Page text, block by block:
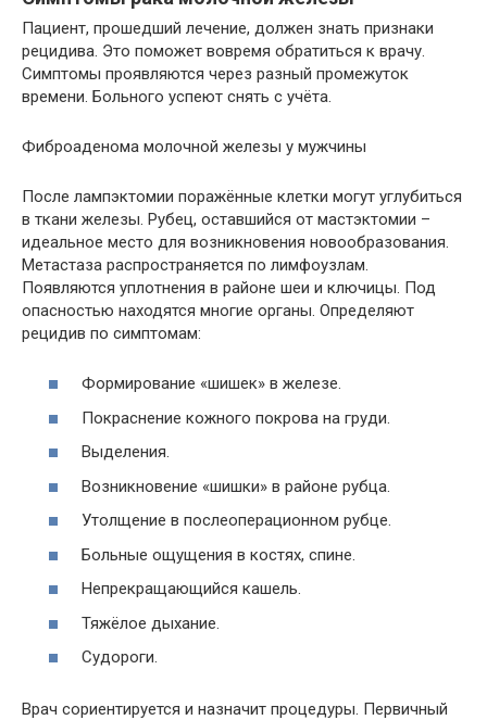
Пациент, прошедший лечение, должен знать признаки
рецидива. Это поможет вовремя обратиться к врачу.
Симптомы проявляются через разный промежуток
времени. Больного успеют снять с учёта.
Фиброаденома молочной железы у мужчины
После лампэктомии поражённые клетки могут углубиться
в ткани железы. Рубец, оставшийся от мастэктомии –
идеальное место для возникновения новообразования.
Метастаза распространяется по лимфоузлам.
Появляются уплотнения в районе шеи и ключицы. Под
опасностью находятся многие органы. Определяют
рецидив по симптомам:
Формирование «шишек» в железе.
Покраснение кожного покрова на груди.
Выделения.
Возникновение «шишки» в районе рубца.
Утолщение в послеоперационном рубце.
Больные ощущения в костях, спине.
Непрекращающийся кашель.
Тяжёлое дыхание.
Судороги.
Врач сориентируется и назначит процедуры. Первичный